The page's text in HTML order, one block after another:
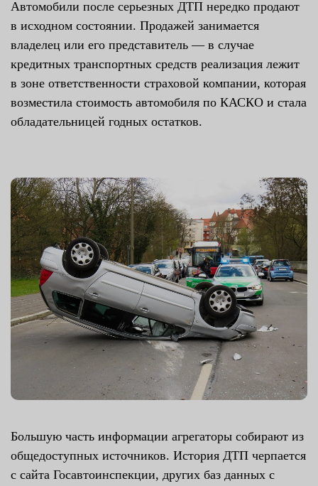
Автомобили после серьезных ДТП нередко продают
в исходном состоянии. Продажей занимается
владелец или его представитель — в случае
кредитных транспортных средств реализация лежит
в зоне ответственности страховой компании, которая
возместила стоимость автомобиля по КАСКО и стала
обладательницей годных остатков.
Большую часть информации агрегаторы собирают из
общедоступных источников. История ДТП черпается
с сайта Госавтоинспекции, других баз данных с